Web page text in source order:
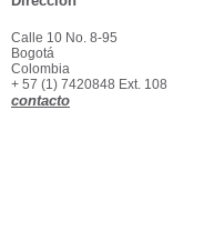
Calle 10 No. 8-95
Bogotá
Colombia
+ 57 (1) 7420848 Ext. 108
contacto